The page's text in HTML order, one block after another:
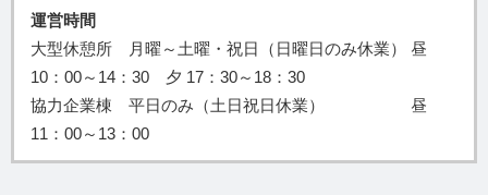
運営時間
大型休憩所 月曜～土曜・祝日（日曜日のみ休業） 昼
10：00～14：30 夕 17：30～18：30
協力企業棟 平日のみ（土日祝日休業） 昼
11：00～13：00